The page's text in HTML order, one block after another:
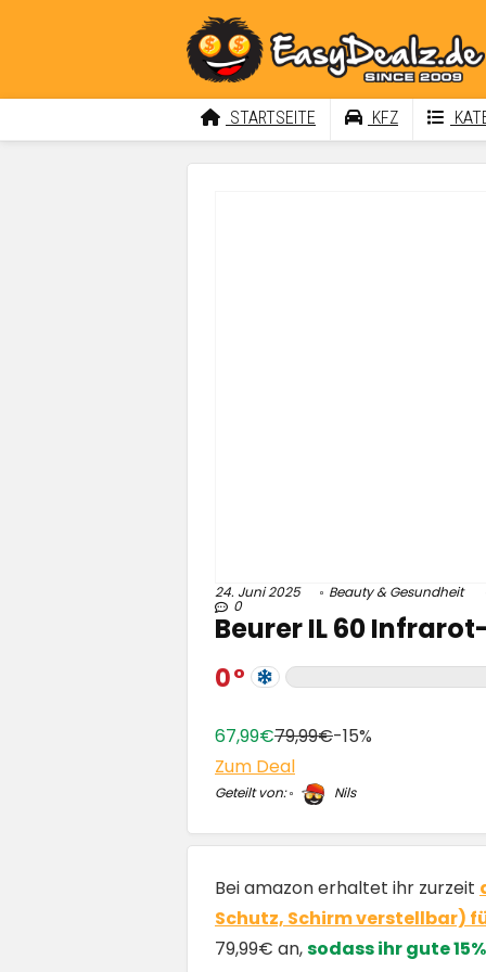
STARTSEITE KFZ
24. Juni 2025 Beauty & Gesundheit
0
Beurer IL 60
0
67,99€79,99€-15%
Zum Deal
Geteilt von: Nils
Bei amazon erhaltet ihr zurzeit
Schutz, Schirm verstellbar)
79,99€ an,sodass ihr gute